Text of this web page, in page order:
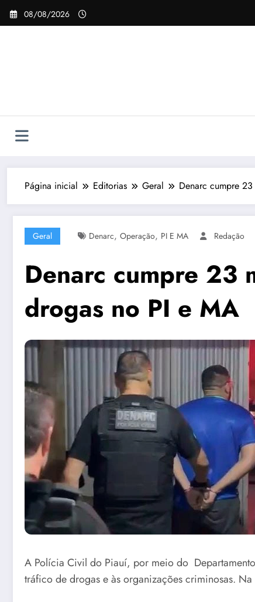
Pular
para
08/08/2026
Página inicial Editorias Geral Denarc cumpre
Geral Denarc, Operação, PI E MA Redação
Denarc cumpre 23
drogas no PI e MA
A Polícia Civil do Piauí, por meio do
tráfico de drogas e às organizações criminosas.